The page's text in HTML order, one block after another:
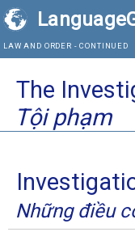
The
Tội phạm
Những điều